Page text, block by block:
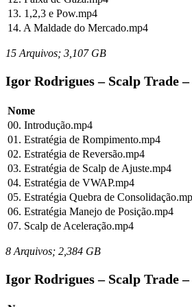
13. 1,2,3 e Pow.mp4
14. A Maldade do Mercado.mp4
15 Arquivos; 3,107 GB
Igor Rodrigues – Scalp Trade
Nome
00. Introdução.mp4
01. Estratégia de Rompimento.mp4
02. Estratégia de Reversão.mp4
03. Estratégia de Scalp de Ajuste.mp4
04. Estratégia de VWAP.mp4
05. Estratégia Quebra de
06. Estratégia Manejo de Posição.mp4
07. Scalp de Aceleração.mp4
8 Arquivos; 2,384 GB
Igor Rodrigues – Scalp Trade